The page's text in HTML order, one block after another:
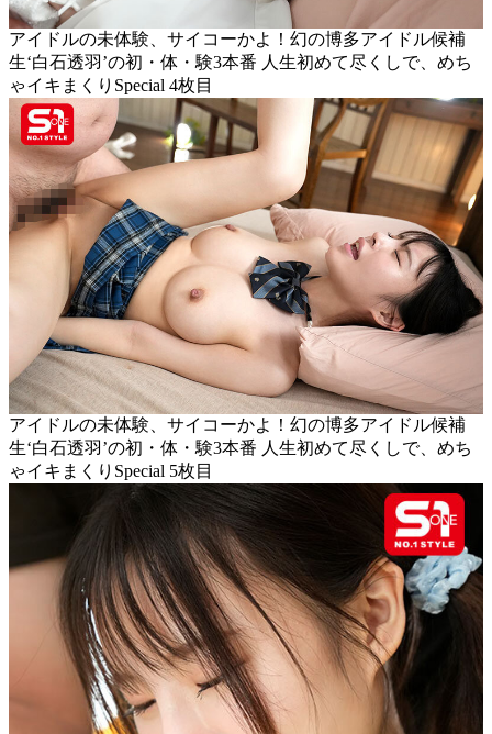
アイドルの未体験、サイコーかよ！幻の博多アイドル候補
生‘白石透羽’の初・体・験3本番 人生初めて尽くしで、めち
ゃイキまくりSpecial 4枚目
アイドルの未体験、サイコーかよ！幻の博多アイドル候補
生‘白石透羽’の初・体・験3本番 人生初めて尽くしで、めち
ゃイキまくりSpecial 5枚目